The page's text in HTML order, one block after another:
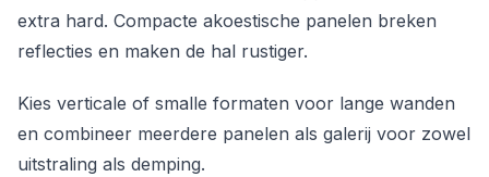
extra hard. Compacte akoestische panelen breken
reflecties en maken de hal rustiger.
Kies verticale of smalle formaten voor lange wanden
en combineer meerdere panelen als galerij voor zowel
uitstraling als demping.